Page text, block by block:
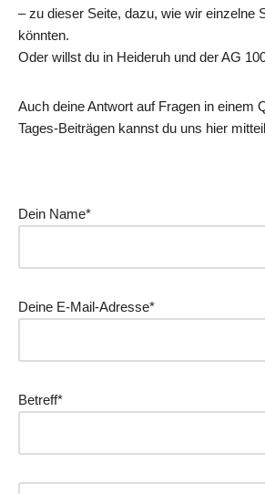
– zu dieser Seite, dazu, wie wir einzelne
könnten.
Oder willst du in Heideruh und der AG
Auch deine Antwort auf Fragen in einem
Tages-Beiträgen kannst du uns hier
Dein Name*
Deine E-Mail-Adresse*
Betreff*